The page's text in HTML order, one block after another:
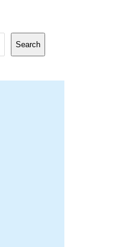
Search